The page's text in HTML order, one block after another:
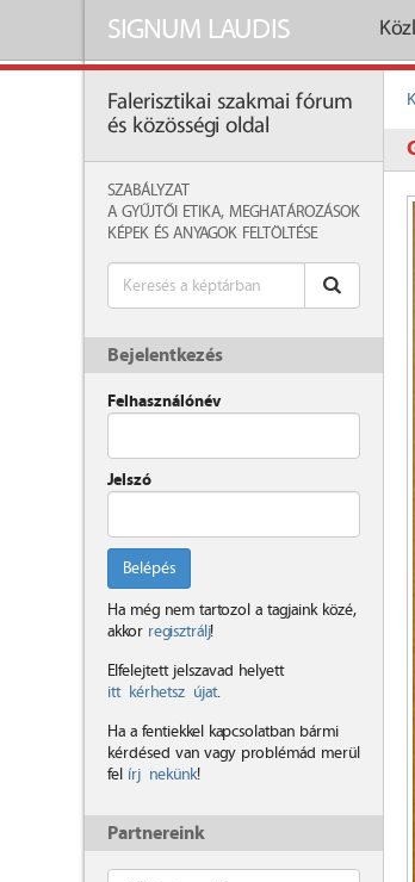
SIGNUM LAUDIS
Falerisztikai szakmai fórum
és közösségi oldal
SZABÁLYZAT
A GYŰJTŐI ETIKA, MEGHATÁROZÁSOK
KÉPEK ÉS ANYAGOK FELTÖLTÉSE
Bejelentkezés
Felhasználónév
Jelszó
Belépés
Ha még nem tartozol a tagjaink közé,
akkor regisztrálj!
Elfelejtett jelszavad helyett
itt kérhetsz újat.
Ha a fentiekkel kapcsolatban bármi
kérdésed van vagy problémád merül
fel írj nekünk!
Partnereink